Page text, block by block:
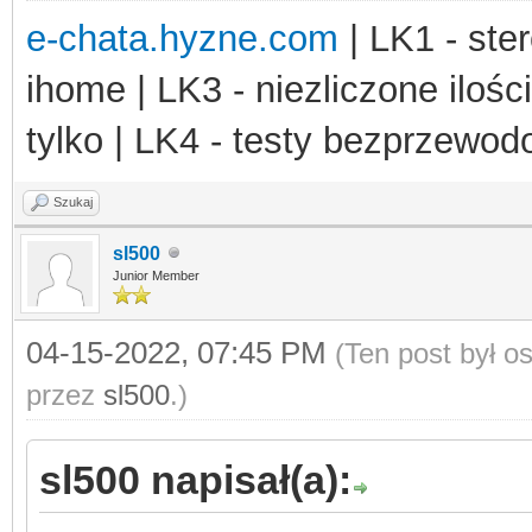
e-chata.hyzne.com | LK1 -
ihome | LK3 - niezliczone
tylko | LK4 - testy
Szukaj
sl500
Junior Member
04-15-2022, 07:45 PM (Ten post był
przez sl500.)
sl500 napisał(a):